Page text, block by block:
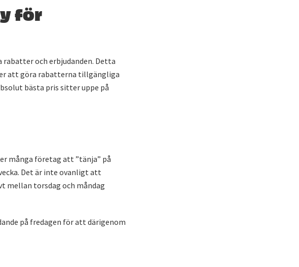
för
och erbjudanden. Detta
att göra rabatterna tillgängliga
bästa pris sitter uppe på
många företag att ”tänja” på
Det är inte ovanligt att
mellan torsdag och måndag
på fredagen för att därigenom